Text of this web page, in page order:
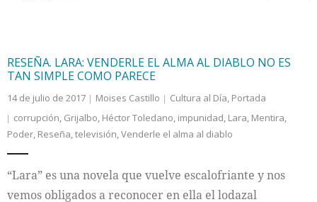
Editorial
Colaboradores
Cultura
RESEÑA. LARA: VENDERLE EL ALMA AL DIABLO NO ES
TAN SIMPLE COMO PARECE
14 de julio de 2017 Moises Castillo Cultura al Día, Portada
corrupción, Grijalbo, Héctor Toledano, impunidad, Lara, Mentira,
Poder, Reseña,televisión,Venderle el alma al diablo
“Lara” es una novela que vuelve escalofriante y nos
vemos obligados a reconocer en ella el lodazal